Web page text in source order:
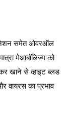
समेत ओवरऑल
मेआबॉलिज्म को
खाने से व्हाइट ब्लड
वायरस का प्रभाव